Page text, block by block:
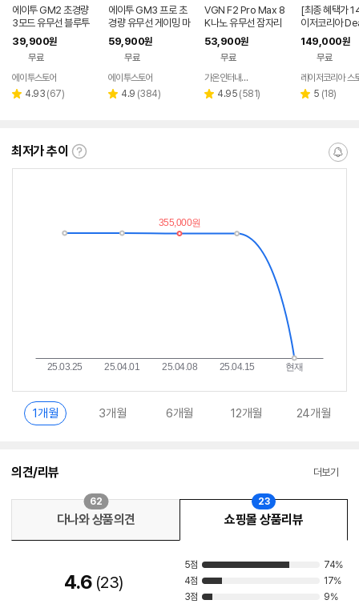
에이투 GM2 초경량
3모드 유무선 블루투
스 게이밍 마우스 노트
북 컴퓨터 FPS 발로란
39,900원
무료
에이투스토어
별 4.93 리
(67)
에이투 GM3 프로 초
경량 유무선 게이밍 마
우스 트리플모드 고감
도 USB 컴퓨터 PC 노
트북 GM3PRO
59,900원
무료
에이투스토어
별 4.9 리
(384)
VGN F2 Pro Max 8
K나노 유무선 잠자리
게이밍 마우스 화이트
53,900원
무료
페이
가온인터내셔날
별 4.95 리
(581)
[최종 혜택가
이저코리아
der V3 Pro e
무선 게이밍 마
이트
149,000원
무료
레이저코리아 스
별 5 리
(18)
최저가 추이
최
란?
알
1개월 3개월 6개월 12개월 24개월
의견/리뷰 더보기
다나와 상품의견
62
쇼핑몰 상품리뷰
23
4.6 23
5점
74%
4점
17%
3점
9%